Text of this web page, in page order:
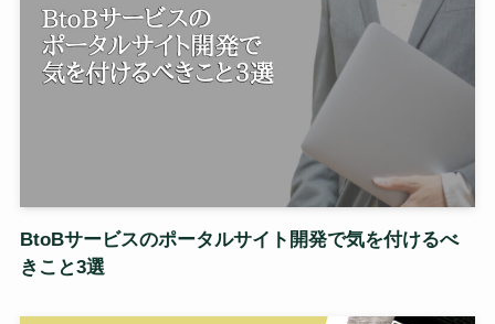
BtoBサービスのポータルサイト開発で気を付けるべ
きこと3選